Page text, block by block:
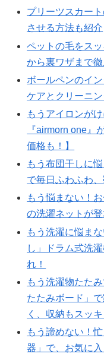
プリーツスカー
させる方法も紹介
ペットの毛をス
から裏ワザまで
ボールペンのイ
ケアとクリーニ
もうアイロンが
『airmorn one』
価格も！】
もう布団干しに
で毎日ふわふわ
もう悩まない！
の洗濯ネットが登
もう洗濯に悩ま
し」ドラム式洗
れ！
もう洗濯物たた
たたみボード」
く、収納もスッキ
もう諦めない！
器」で、お気に